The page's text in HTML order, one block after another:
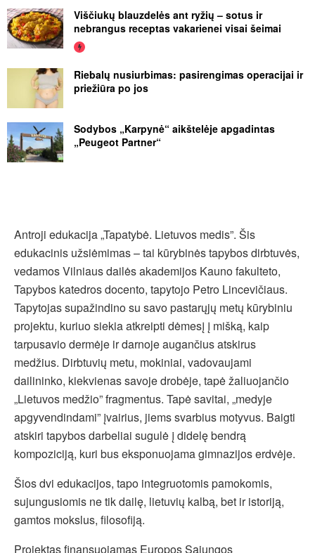
Viščiukų blauzdelės ant ryžių – sotus ir
nebrangus receptas vakarienei visai šeimai
Riebalų nusiurbimas: pasirengimas operacijai ir
priežiūra po jos
Sodybos „Karpynė“ aikštelėje apgadintas
„Peugeot Partner“
Antroji edukacija „Tapatybė. Lietuvos medis”. Šis
edukacinis užsiėmimas – tai kūrybinės tapybos dirbtuvės,
vedamos Vilniaus dailės akademijos Kauno fakulteto,
Tapybos katedros docento, tapytojo Petro Lincevičiaus.
Tapytojas supažindino su savo pastarųjų metų kūrybiniu
projektu, kuriuo siekia atkreipti dėmesį į mišką, kaip
tarpusavio dermėje ir darnoje augančius atskirus
medžius. Dirbtuvių metu, mokiniai, vadovaujami
dailininko, kiekvienas savoje drobėje, tapė žaliuojančio
„Lietuvos medžio” fragmentus. Tapė savitai, „medyje
apgyvendindami” įvairius, jiems svarbius motyvus. Baigti
atskiri tapybos darbeliai sugulė į didelę bendrą
kompoziciją, kuri bus eksponuojama gimnazijos erdvėje.
Šios dvi edukacijos, tapo integruotomis pamokomis,
sujungusiomis ne tik dailę, lietuvių kalbą, bet ir istoriją,
gamtos mokslus, filosofiją.
Projektas finansuojamas Europos Sąjungos